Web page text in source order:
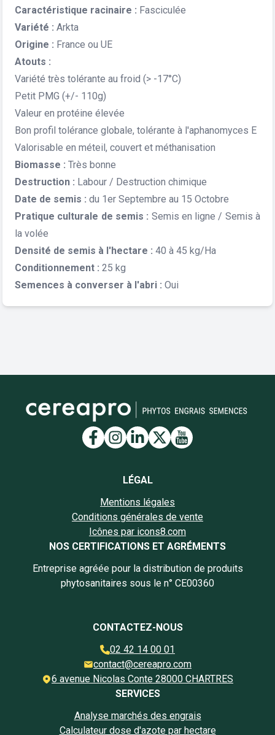
Caractéristique racinaire : Fasciculée
Variété : Arkta
Origine : France ou UE
Atouts :
Variété très tolérante au froid (> -17°C)
Petit PMG (+/- 110g)
Valeur en protéine élevée
Bon profil tolérance globale, tolérante à l'aphanomyces E
Valorisable en méteil, couvert et méthanisation
Biomasse : Très bonne
Destruction : Labour / Destruction chimique
Date de semis : du 1er Septembre au 15 Octobre
Pratique culturale de semis : Semis en ligne / Semis à
la volée
Densité de semis à l'hectare : 40 à 45 kg/Ha
Conditionnement : 25 kg
Semences à converser à l'abri : Oui
Lien vers la page
Lien vers la page
Lien vers la page
Lien vers la
Lien vers la
LÉGAL
Mentions légales
Conditions générales de vente
Icônes par icons8.com
NOS CERTIFICATIONS ET AGRÉMENTS
Entreprise agréée pour la distribution de produits
phytosanitaires sous le n° CE00360
CONTACTEZ-NOUS
02 42 14 00 01
contact@cereapro.com
6 avenue Nicolas Conte 28000 CHARTRES
SERVICES
Analyse marchés des engrais
Calculateur dose d'azote par hectare